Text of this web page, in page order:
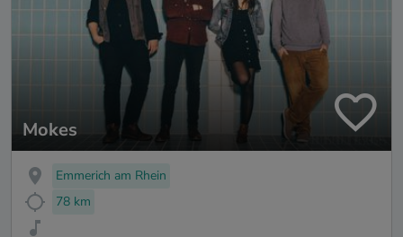
Mokes
Emmerich am Rhein
78 km